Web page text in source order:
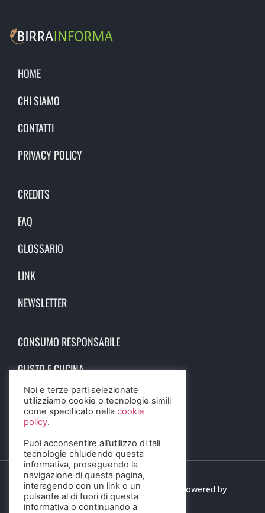
HOME
CHI SIAMO
CONTATTI
PRIVACY POLICY
CREDITS
FAQ
GLOSSARIO
LINK
NEWSLETTER
CONSUMO RESPONSABILE
GUSTO E CUCINA
SCIENZA E SALUTE
STORIA E CULTURA
© 2023 Birra Informa. All Rights Reserved. Powered by
DIGITALSENSE
Noi e terze parti selezionate
utilizziamo cookie o tecnologie simili
come specificato nella cookie
policy.
Puoi acconsentire all’utilizzo di tali
tecnologie chiudendo questa
informativa, proseguendo la
navigazione di questa pagina,
interagendo con un link o un
pulsante al di fuori di questa
informativa o continuando a